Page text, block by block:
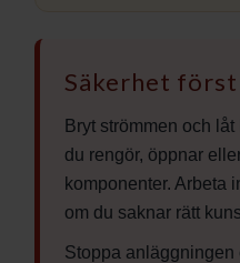
Säkerhet först
Bryt strömmen och
du rengör, öppnar
komponenter. Arbeta
om du saknar rätt
Stoppa anläggningen